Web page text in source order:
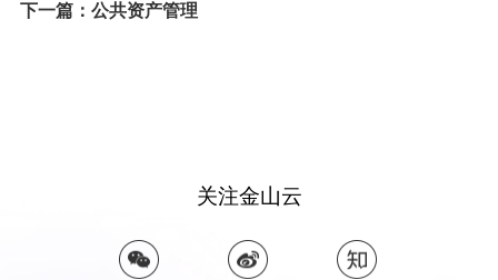
下一篇：公共资产管理
关注金山云